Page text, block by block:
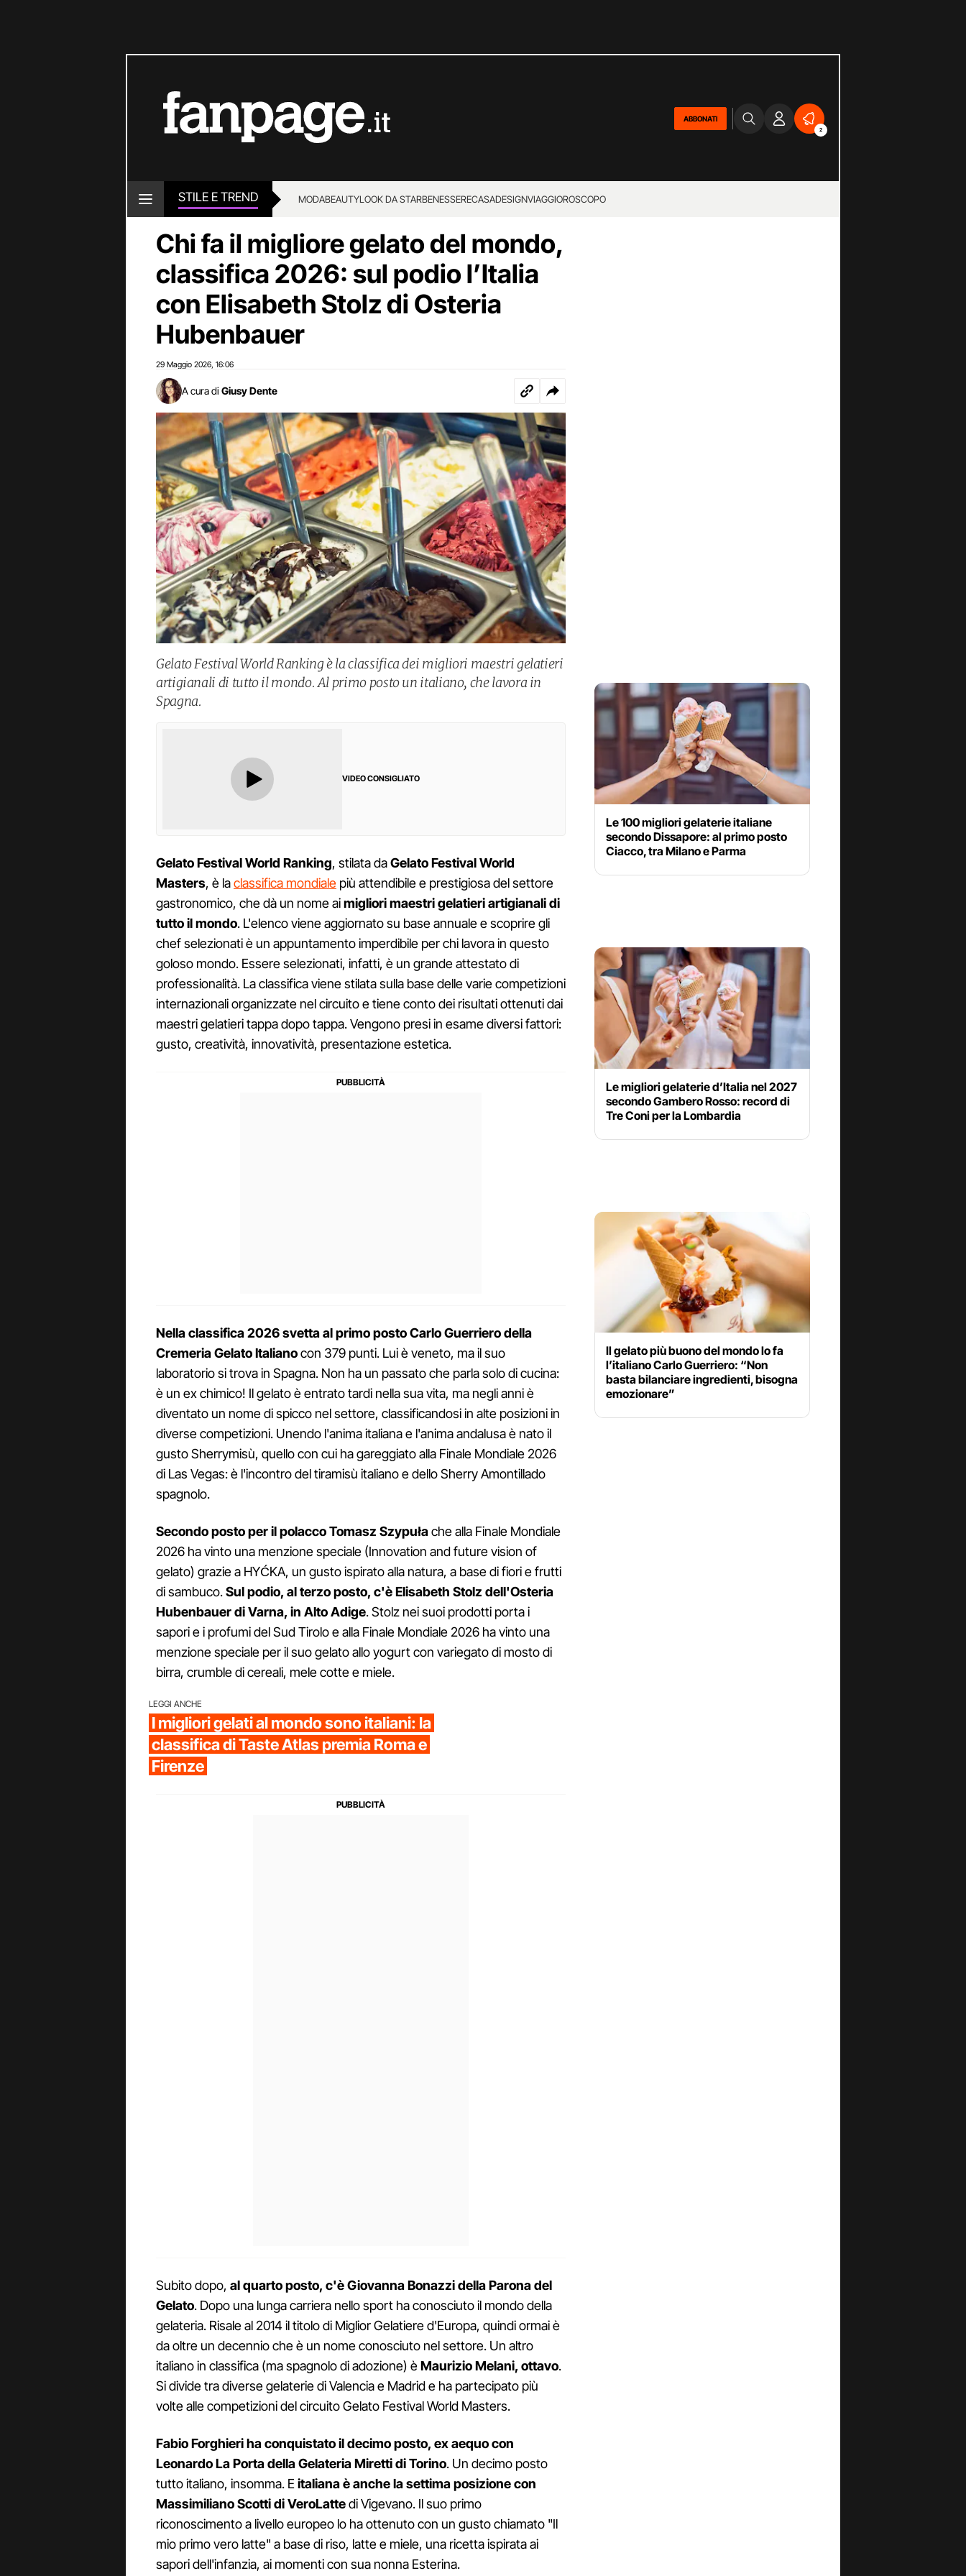
ABBONATI
2
STILE E TREND MODABEAUTYLOOK DA STARBENESSERECASADESIGNVIAGGIOROSCOPO
Chi fa il migliore gelato del mondo,
classifica 2026: sul podio l’Italia
con Elisabeth Stolz di Osteria
Hubenbauer
29 Maggio 2026 16:06
A cura di Giusy Dente
Gelato Festival World Ranking è la classifica dei migliori maestri gelatieri
artigianali di tutto il mondo. Al primo posto un italiano, che lavora in
Spagna.
VIDEO CONSIGLIATO
Gelato Festival World Ranking, stilata daGelato Festival World
Masters, è laclassifica mondiale più attendibile e prestigiosa del settore
gastronomico, che dà un nome aimigliori maestri gelatieri artigianali di
tutto il mondo. L'elenco viene aggiornato su base annuale e scoprire gli
chef selezionati è un appuntamento imperdibile per chi lavora in questo
goloso mondo. Essere selezionati, infatti, è un grande attestato di
professionalità. La classifica viene stilata sulla base delle varie competizioni
internazionali organizzate nel circuito e tiene conto dei risultati ottenuti dai
maestri gelatieri tappa dopo tappa. Vengono presi in esame diversi fattori:
gusto, creatività, innovatività, presentazione estetica.
Nella classifica 2026 svetta al primo posto Carlo Guerriero della
Cremeria Gelato Italianocon 379 punti. Lui è veneto, ma il suo
laboratorio si trova in Spagna. Non ha un passato che parla solo di cucina:
è un ex chimico! Il gelato è entrato tardi nella sua vita, ma negli anni è
diventato un nome di spicco nel settore, classificandosi in alte posizioni in
diverse competizioni. Unendo l'anima italiana e l'anima andalusa è nato il
gusto Sherrymisù, quello con cui ha gareggiato alla Finale Mondiale 2026
di Las Vegas: è l'incontro del tiramisù italiano e dello Sherry Amontillado
spagnolo.
Secondo posto per il polacco Tomasz Szypułache alla Finale Mondiale
2026 ha vinto una menzione speciale (Innovation and future vision of
gelato) grazie a HYĆKA, un gusto ispirato alla natura, a base di fiori e frutti
di sambuco.Sul podio, al terzo posto, c'è Elisabeth Stolz dell'Osteria
Hubenbauer di Varna, in Alto Adige. Stolz nei suoi prodotti porta i
sapori e i profumi del Sud Tirolo e alla Finale Mondiale 2026 ha vinto una
menzione speciale per il suo gelato allo yogurt con variegato di mosto di
birra, crumble di cereali, mele cotte e miele.
LEGGI ANCHE
I migliori gelati al mondo sono italiani: la
classifica di Taste Atlas premia Roma e
Firenze
Subito dopo, al quarto posto, c'è Giovanna Bonazzi della Parona del
Gelato. Dopo una lunga carriera nello sport ha conosciuto il mondo della
gelateria. Risale al 2014 il titolo di Miglior Gelatiere d'Europa, quindi ormai è
da oltre un decennio che è un nome conosciuto nel settore. Un altro
italiano in classifica (ma spagnolo di adozione) èMaurizio Melani, ottavo.
Si divide tra diverse gelaterie di Valencia e Madrid e ha partecipato più
volte alle competizioni del circuito Gelato Festival World Masters.
Fabio Forghieri ha conquistato il decimo posto, ex aequo con
Leonardo La Porta della Gelateria Miretti di Torino. Un decimo posto
tutto italiano, insomma. Eitaliana è anche la settima posizione con
Massimiliano Scotti di VeroLattedi Vigevano. Il suo primo
riconoscimento a livello europeo lo ha ottenuto con un gusto chiamato "Il
mio primo vero latte" a base di riso, latte e miele, una ricetta ispirata ai
sapori dell'infanzia, ai momenti con sua nonna Esterina.
Le 100 migliori gelaterie italiane
secondo Dissapore: al primo posto
Ciacco, tra Milano e Parma
Le migliori gelaterie d’Italia nel 2027
secondo Gambero Rosso: record di
Tre Coni per la Lombardia
Il gelato più buono del mondo lo fa
l’italiano Carlo Guerriero: “Non
basta bilanciare ingredienti, bisogna
emozionare”